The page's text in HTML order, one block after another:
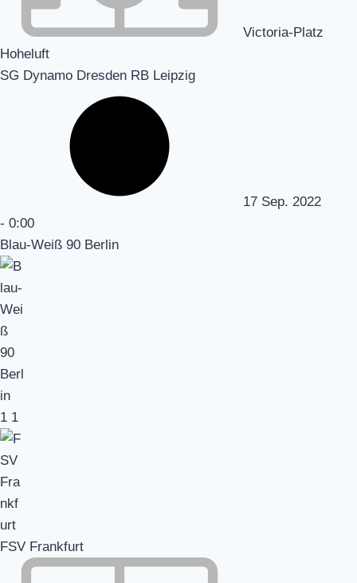
Victoria-Platz
Hoheluft
SG Dynamo Dresden RB Leipzig
17 Sep. 2022
- 0:00
Blau-Weiß 90 Berlin
1 1
FSV Frankfurt